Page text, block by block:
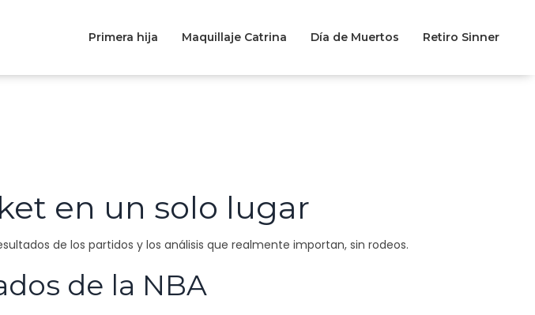
Primera hija Maquillaje Catrina Día de Muertos Retiro Sinner
en un solo lugar
de los partidos y los análisis que realmente importan, sin rodeos.
de la NBA